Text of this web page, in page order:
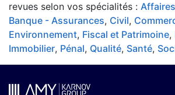
revues selon vos spécialités : Affaires
Banque - Assurances, Civil,
Environnement, Fiscal et Patrimoine,
Immobilier, Pénal, Qualité, Santé,